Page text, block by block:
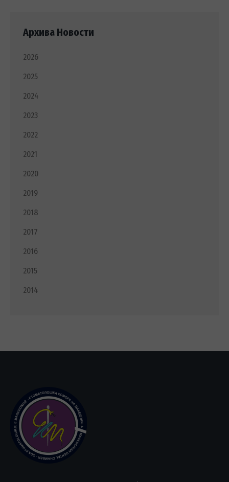
Архива Новости
2026
2025
2024
2023
2022
2021
2020
2019
2018
2017
2016
2015
2014